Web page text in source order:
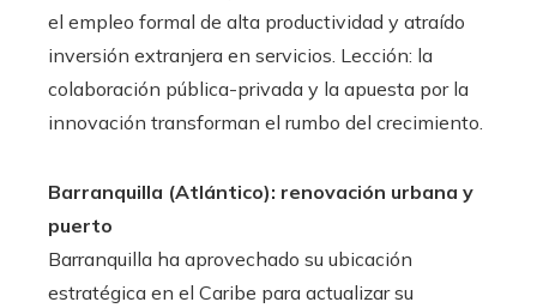
el empleo formal de alta productividad y atraído
inversión extranjera en servicios. Lección: la
colaboración pública-privada y la apuesta por la
innovación transforman el rumbo del crecimiento.
Barranquilla (Atlántico): renovación urbana y
puerto
Barranquilla ha aprovechado su ubicación
estratégica en el Caribe para actualizar su